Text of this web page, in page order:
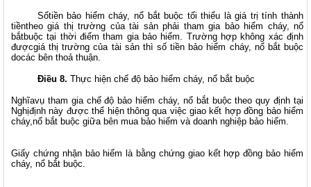
Sốtiền bảo hiểm cháy, nổ bắt buộc tối thiểu là giá trị tính thành
tiềntheo giá thị trường của tài sản phải tham gia bảo hiểm cháy, nổ
bắtbuộc tại thời điểm tham gia bảo hiểm. Trường hợp không xác định
đượcgiá thị trường của tài sản thì số tiền bảo hiểm cháy, nổ bắt buộc
docác bên thoả thuận.
Điều 8. Thực hiện chế độ bảo hiểm cháy, nổ bắt buộc
Nghĩavụ tham gia chế độ bảo hiểm cháy, nổ bắt buộc theo quy định tại
Nghịđịnh này được thể hiện thông qua việc giao kết hợp đồng bảo hiểm
cháy,nổ bắt buộc giữa bên mua bảo hiểm và doanh nghiệp bảo hiểm.
Giấy chứng nhận bảo hiểm là bằng chứng giao kết hợp đồng bảo hiểm
cháy, nổ bắt buộc.